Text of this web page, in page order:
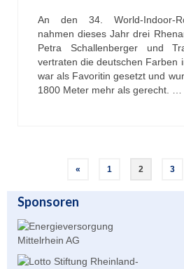
An den 34. World-Indoor-
nahmen dieses Jahr drei
Petra Schallenberger und
vertraten die deutschen Farben
war als Favoritin gesetzt und
1800 Meter mehr als gerecht. …
Seitennummerierung
der
Beiträge
« 1 2 3
Sponsoren